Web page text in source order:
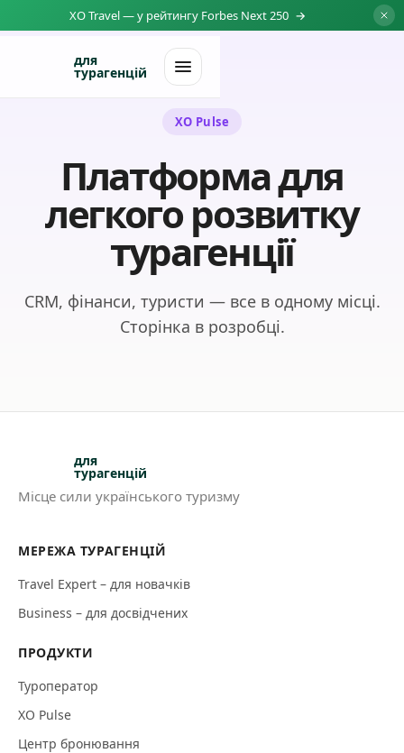
XO Travel — у рейтингу Forbes Next 250 →
для
турагенцій
XO Pulse
Платформа для
легкого розвитку
турагенції
CRM, фінанси, туристи — все в одному місці.
Сторінка в розробці.
для
турагенцій
Місце сили українського туризму
МЕРЕЖА ТУРАГЕНЦІЙ
Travel Expert – для новачків
Business – для досвідчених
ПРОДУКТИ
Туроператор
XO Pulse
Центр бронювання